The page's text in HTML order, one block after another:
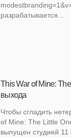
разрабатывается...
This War of Mine:
выхода
Чтобы сгладить
of Mine: The Little
выпущен студией